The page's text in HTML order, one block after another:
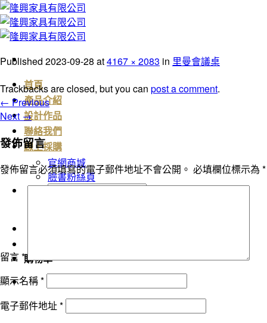
Skip
to
content
首頁
產品介紹
設計作品
聯絡我們
線上採購
官網商城
臉書粉絲頁
搜
購物車
Published 2023-09-28 at4167 × 2083 in 里曼會議桌
Trackbacks are closed, but you can post a comment.
← Previous
Next →
發佈留言
發佈留言必須填寫的電子郵件地址不會公開。 必填欄位標示為 *
留言*
顯示名稱*
電子郵件地址*